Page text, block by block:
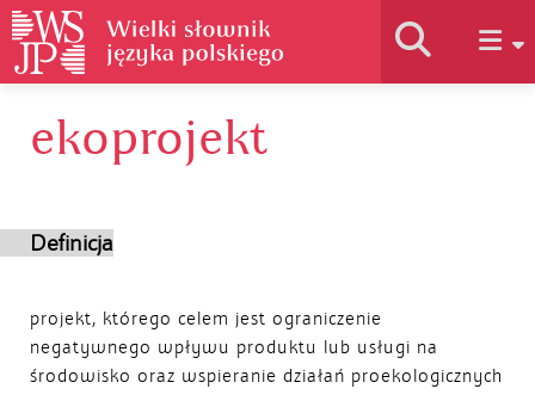
Historia słownika
Autorzy
ekoprojekt
Definicja
projekt, którego celem jest ograniczenie
negatywnego wpływu produktu lub usługi na
środowisko oraz wspieranie działań proekologicznych